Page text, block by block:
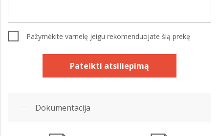
Pažymėkite varnelę jeigu rekomenduojate šią prekę
Pateikti atsiliepimą
Dokumentacija